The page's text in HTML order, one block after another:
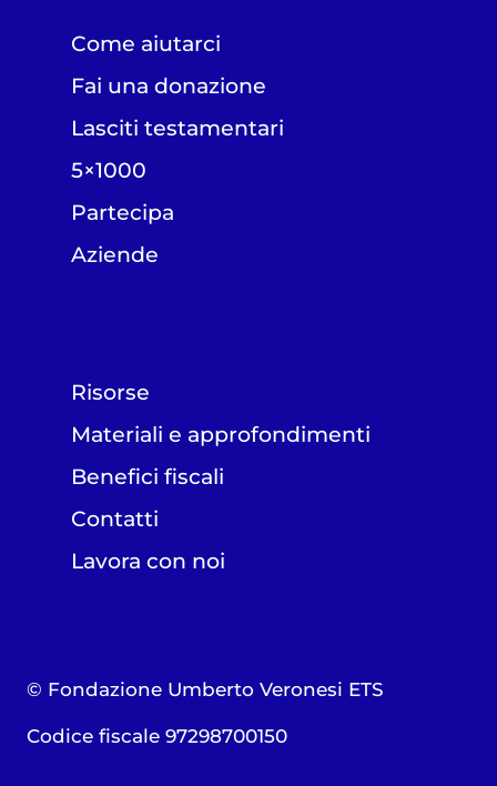
Come aiutarci
Fai una donazione
Lasciti testamentari
5×1000
Partecipa
Aziende
Risorse
Materiali e approfondimenti
Benefici fiscali
Contatti
Lavora con noi
© Fondazione Umberto Veronesi ETS
Codice fiscale 97298700150